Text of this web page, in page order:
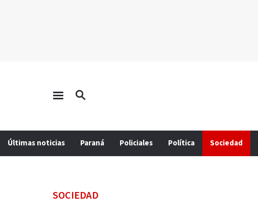
Últimas noticias Paraná Policiales Política Sociedad
SOCIEDAD